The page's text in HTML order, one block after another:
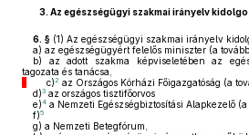
3. Az egészségügyi szakmai irányelv
6. § (1) Az egészségügyi szakmai irányelv
a) az egészségügyért felelős miniszter (a
b) az adott szakma képviseletében az
tagozata és tanácsa,
c)2 az Országos Kórházi Főigazgatóság (a
d)3 az országos tisztifőorvos
e)4 a Nemzeti Egészségbiztosítási Alapkezelő (a
f)5
g) a Nemzeti Betegfórum,